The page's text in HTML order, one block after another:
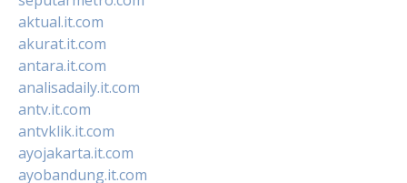
aktual.it.com
akurat.it.com
antara.it.com
analisadaily.it.com
antv.it.com
antvklik.it.com
ayojakarta.it.com
ayobandung.it.com